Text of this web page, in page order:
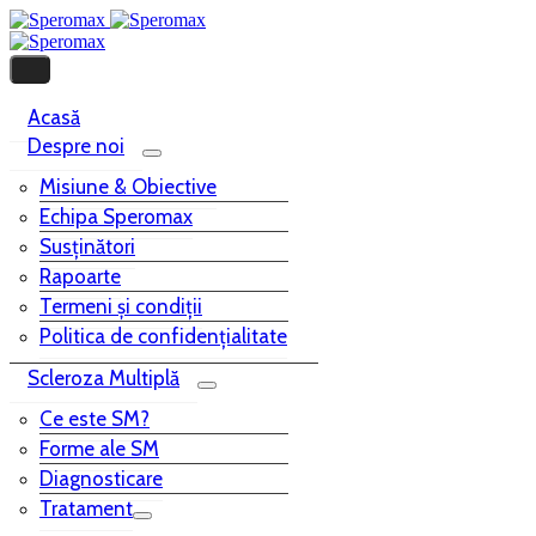
Acasă
Despre noi
Misiune & Obiective
Echipa Speromax
Susținători
Rapoarte
Termeni și condiții
Politica de confidențialitate
Scleroza Multiplă
Ce este SM?
Forme ale SM
Diagnosticare
Tratament